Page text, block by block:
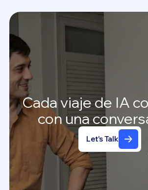
Cadaviaje de IA
con una
Let's Talk